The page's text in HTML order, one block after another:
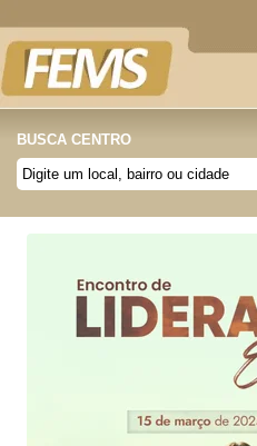
BUSCA CENTRO